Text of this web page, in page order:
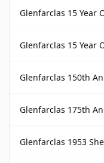
Glenfarclas 15 Year
Glenfarclas 15 Year
Glenfarclas 150th
Glenfarclas 175th
Glenfarclas 1953